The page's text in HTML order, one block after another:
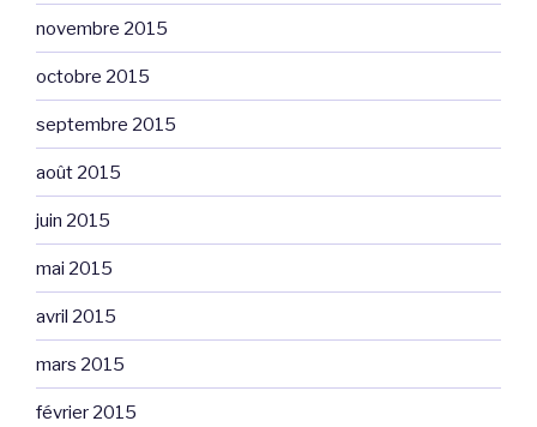
novembre 2015
octobre 2015
septembre 2015
août 2015
juin 2015
mai 2015
avril 2015
mars 2015
février 2015